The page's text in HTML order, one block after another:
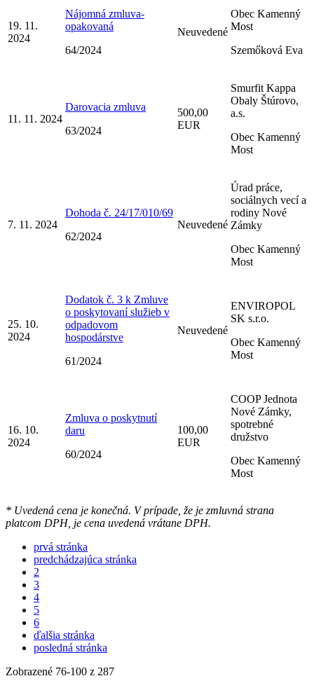
19. 11.
2024
Nájomná zmluva-
opakovaná
64/2024
Neuvedené
Obec Kamenný
Most
Szemőková Eva
11. 11. 2024
Darovacia zmluva
63/2024
500,00
EUR
Smurfit Kappa
Obaly Štúrovo,
a.s.
Obec Kamenný
Most
7. 11. 2024
Dohoda č. 24/17/010/69
62/2024
Neuvedené
Úrad práce,
sociálnych vecí a
rodiny Nové
Zámky
Obec Kamenný
Most
25. 10.
2024
Dodatok č. 3 k Zmluve
o poskytovaní služieb v
odpadovom
hospodárstve
61/2024
Neuvedené
ENVIROPOL
SK s.r.o.
Obec Kamenný
Most
16. 10.
2024
Zmluva o poskytnutí
daru
60/2024
100,00
EUR
COOP Jednota
Nové Zámky,
spotrebné
družstvo
Obec Kamenný
Most
* Uvedená cena je konečná. V prípade, že je zmluvná strana
platcom DPH, je cena uvedená vrátane DPH.
prvá stránka
predchádzajúca stránka
2
3
4
5
6
ďalšia stránka
posledná stránka
Zobrazené 76-100 z 287